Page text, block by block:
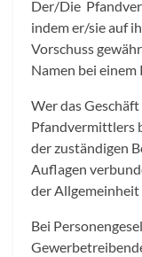
Der/Die
indem er/sie auf
Vorschuss
Namen bei
Wer das
Pfandvermittlers
der zuständigen
Auflagen
der
Bei